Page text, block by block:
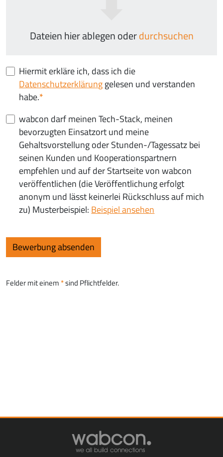
Dateien hier ablegen oderdurchsuchen
Hiermit erkläre ich, dass ich die
Datenschutzerklärunggelesen und verstanden
habe.
wabcon darf meinen Tech-Stack, meinen
bevorzugten Einsatzort und meine
Gehaltsvorstellung oder Stunden-/Tagessatz bei
seinen Kunden und Kooperationspartnern
empfehlen und auf der Startseite von wabcon
veröffentlichen (die Veröffentlichung erfolgt
anonym und lässt keinerlei Rückschluss auf mich
zu) Musterbeispiel: Beispiel ansehen
Felder mit einem sind Pflichtfelder.